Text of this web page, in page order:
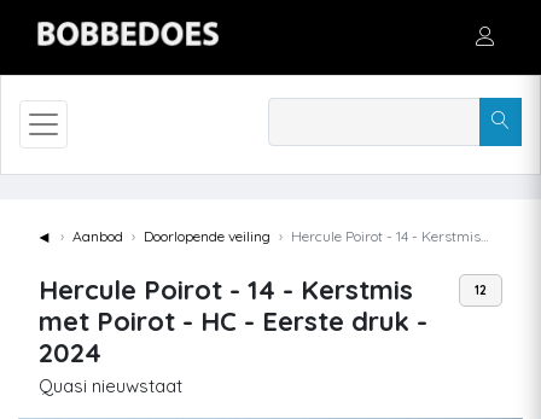
◄ Aanbod Doorlopende veiling Hercule Poirot - 14 - Kerstmis met Poirot - HC - Eerste druk - 2024
Hercule Poirot - 14 - Kerstmis
met Poirot - HC - Eerste druk -
2024
Quasi nieuwstaat
12